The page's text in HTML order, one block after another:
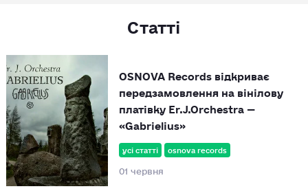
Статті
усі статті osnova records
01 червня
OSNOVA Records відкриває
передзамовлення на вінілову
платівку Er.J.Orchestra —
«Gabrielius»